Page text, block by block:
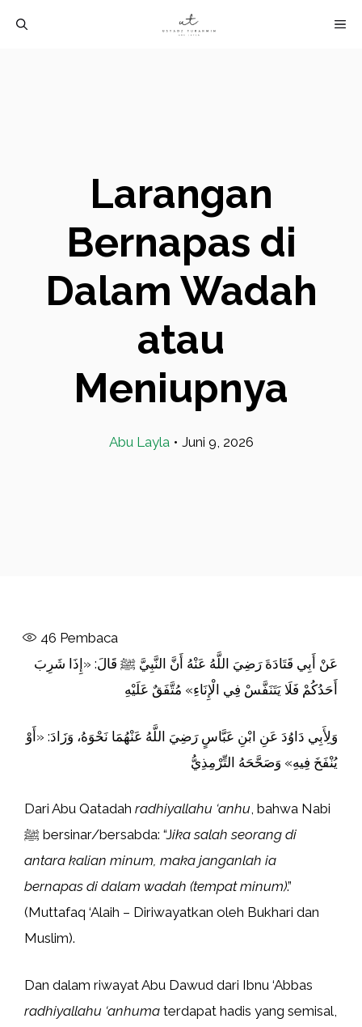
Larangan
Bernapas di
Dalam Wadah
atau
Meniupnya
Abu Layla • Juni 9, 2026
46 Pembaca
عَنْ أَبِي قَتَادَةَ رَضِيَ اللَّهُ عَنْهُ أَنَّ النَّبِيَّ ﷺ قَالَ: «إِذَا شَرِبَ
أَحَدُكُمْ فَلَا يَتَنَفَّسْ فِي الْإِنَاءِ» مُتَّفَقٌ عَلَيْهِ
وَلِأَبِي دَاوُدَ عَنِ ابْنِ عَبَّاسٍ رَضِيَ اللَّهُ عَنْهُمَا نَحْوَهُ، وَزَادَ: «أَوْ
يُنْفَخَ فِيهِ» وَصَحَّحَهُ التِّرْمِذِيُّ
Dari Abu Qatadah radhiyallahu ‘anhu, bahwa Nabi
ﷺ bersinar/bersabda: “Jika salah seorang di
antara kalian minum, maka janganlah ia
bernapas di dalam wadah (tempat minum).”
(Muttafaq ‘Alaih – Diriwayatkan oleh Bukhari dan
Muslim).
Dan dalam riwayat Abu Dawud dari Ibnu ‘Abbas
radhiyallahu ‘anhuma terdapat hadis yang semisal,